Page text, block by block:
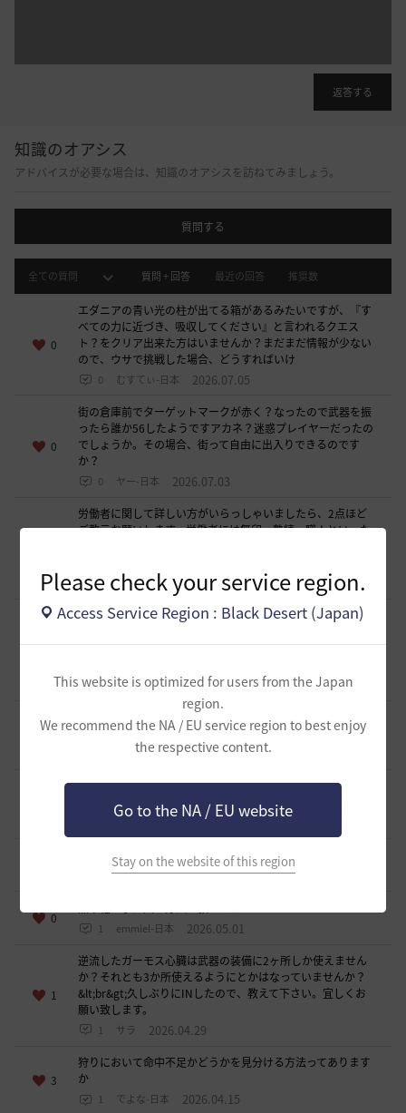
Please check your service region.
Access Service Region : Black Desert (Japan)
This website is optimized for users from the Japan
region.
We recommend the NA / EU service region to best enjoy
the respective content.
Go to the NA / EU website
Stay on the website of this region
用
が
き
ま
す
。
す
ぐ
に
ロ
グ
イ
ン
ペ
ジ
に
移
し
ま
す
返答する
知識のオアシス
アドバイスが必要な場合は、知識のオアシスを訪ねてみましょう。
質問する
質問 + 回答 最近の回答 推奨数
全ての質問
0
エダニアの青い光の柱が出てる箱があるみたいですが、『す
べての力に近づき、吸収してください』と言われるクエス
ト？をクリア出来た方はいませんか？まだまだ情報が少ない
ので、ウサで挑戦した場合、どうすればいけ
0 むすてぃ-日本 2026.07.05
0
街の倉庫前でターゲットマークが赤く？なったので武器を振
ったら誰か56したようですアカネ？迷惑プレイヤーだったの
でしょうか。その場合、街って自由に出入りできるのです
か？
0 ヤー-日本 2026.07.03
労働者に関して詳しい方がいらっしゃいましたら、2点ほど
ご教示お願いします。労働者には無印、熟練、職人といった
1 二代目タコむすめ-日本 2026.06.20
0
エダニアの週間ボスの受注条件について質問がございます。
A350D427以上とされていますが、攻撃力に関して、覚醒、
0 新鮮な胡瓜 2026.06.16
1
〔三神伝〕普通ではない男 で 総合取引所にマッコリが無
く、メインストーリーが進まない。どうしたらいいですか？
MAXHEAD-日本 2026.05.24
スベインがシュシュに替えてくれないのですが、このペット
終わったのでしょうか？落とした花びらは１０枚あります
2026.05.16
宝魚の種類
chers-日本 2026.05.07
0
1 emmiel-日本 2026.05.01
1
逆流したガーモス心臓は武器の装備に2ヶ所しか使えません
か？それとも3か所使えるようにとかはなっていませんか？
&lt;br&gt;久しぶりにINしたので、教えて下さい。宜しくお
願い致します。
1 サラ 2026.04.29
3
狩りにおいて命中不足かどうかを見分ける方法ってあります
か
1 でよな-日本 2026.04.15